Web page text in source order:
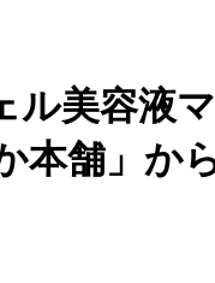
ル美容液
本舗」か